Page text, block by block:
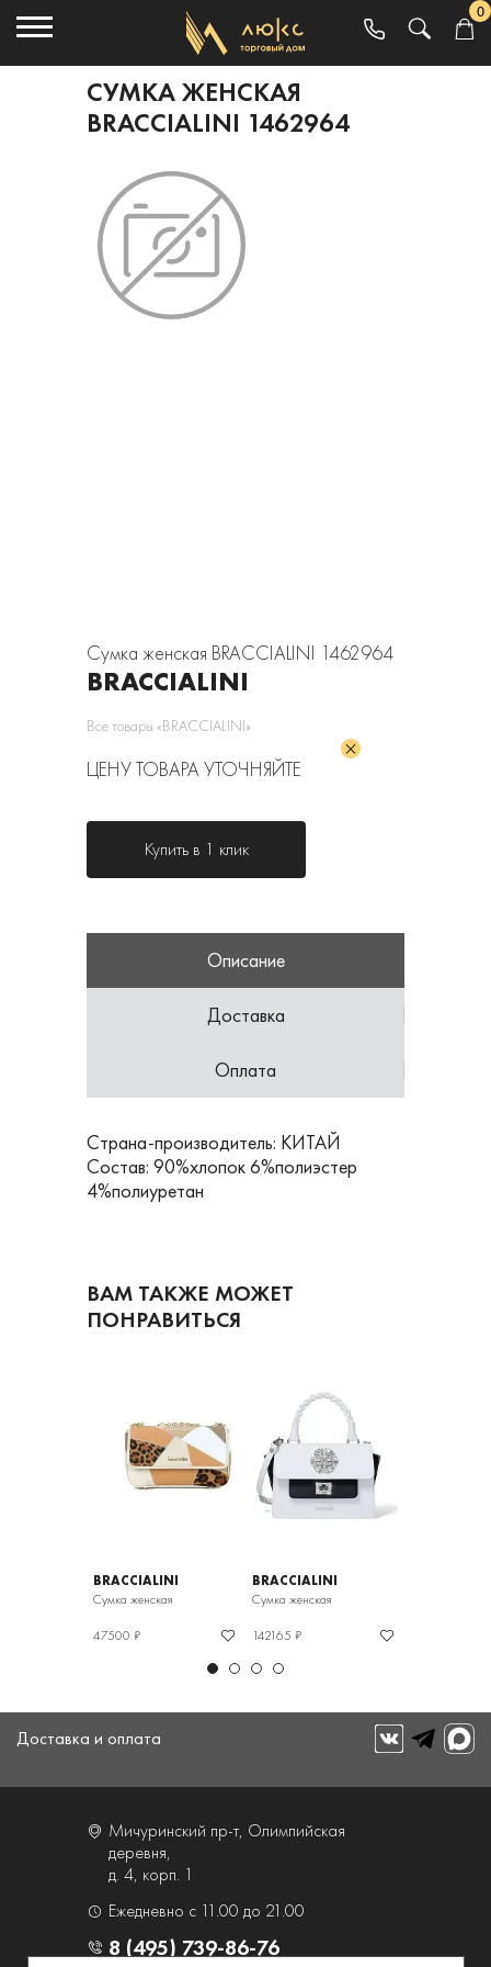
0
СУМКА ЖЕНСКАЯ
BRACCIALINI 1462964
Сумка женская BRACCIALINI 1462964
BRACCIALINI
Все товары «BRACCIALINI»
ЦЕНУ ТОВАРА УТОЧНЯЙТЕ
Купить в 1 клик
Описание
Доставка
Оплата
Страна-производитель: КИТАЙ
Состав: 90%хлопок 6%полиэстер
4%полиуретан
ВАМ ТАКЖЕ МОЖЕТ
ПОНРАВИТЬСЯ
BRACCIALINI
Сумка женская
47500 ₽
BRACCIALINI
Сумка женская
142165 ₽
Доставка и оплата
Мичуринский пр-т, Олимпийская
деревня,
д. 4, корп. 1
Ежедневно с 11.00 до 21.00
8 (495) 739-86-76